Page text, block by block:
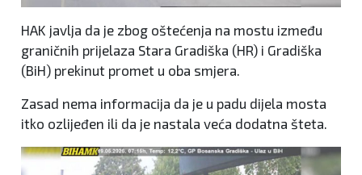
HAK javlja da je zbog oštećenja na mostu između
graničnih prijelaza Stara Gradiška (HR) i Gradiška
(BiH) prekinut promet u oba smjera.
Zasad nema informacija da je u padu dijela mosta
itko ozlijeđen ili da je nastala veća dodatna šteta.